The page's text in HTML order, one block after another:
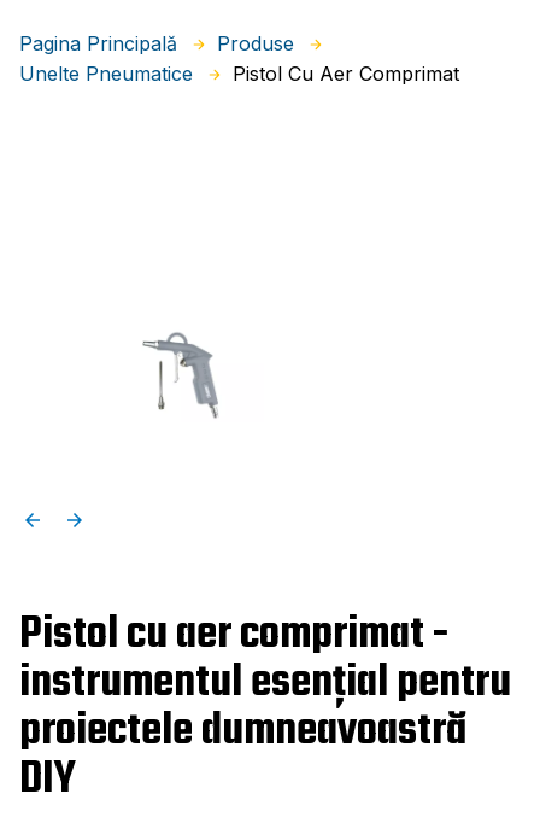
Pagina Principală
Produse
Unelte Pneumatice
Pistol Cu Aer Comprimat
Pistol cu aer comprimat -
instrumentul esențial pentru
proiectele dumneavoastră
DIY